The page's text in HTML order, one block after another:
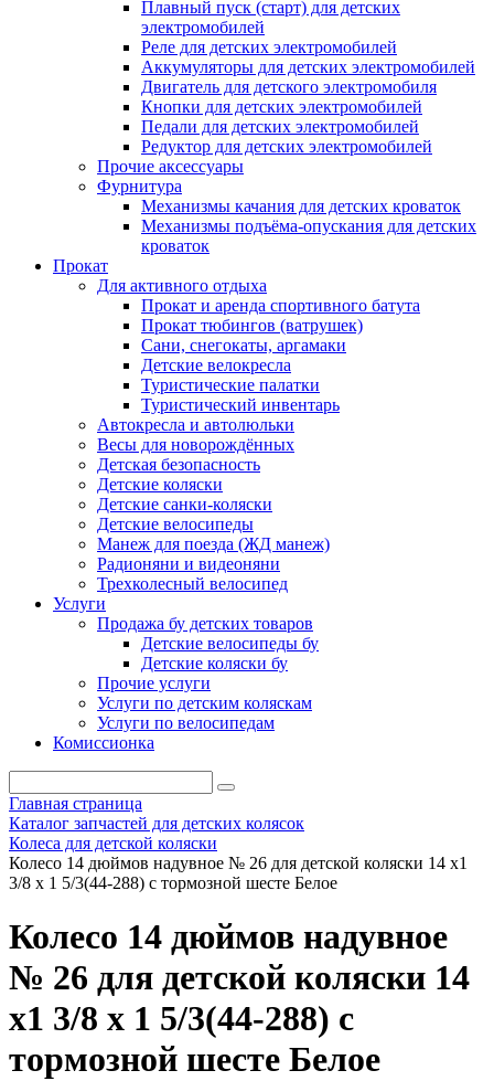
Плавный пуск (старт) для детских
электромобилей
Реле для детских электромобилей
Аккумуляторы для детских электромобилей
Двигатель для детского электромобиля
Кнопки для детских электромобилей
Педали для детских электромобилей
Редуктор для детских электромобилей
Прочие аксессуары
Фурнитура
Механизмы качания для детских кроваток
Механизмы подъёма-опускания для детских
кроваток
Прокат
Для активного отдыха
Прокат и аренда спортивного батута
Прокат тюбингов (ватрушек)
Сани, снегокаты, аргамаки
Детские велокресла
Туристические палатки
Туристический инвентарь
Автокресла и автолюльки
Весы для новорождённых
Детская безопасность
Детские коляски
Детские санки-коляски
Детские велосипеды
Манеж для поезда (ЖД манеж)
Радионяни и видеоняни
Трехколесный велосипед
Услуги
Продажа бу детских товаров
Детские велосипеды бу
Детские коляски бу
Прочие услуги
Услуги по детским коляскам
Услуги по велосипедам
Комиссионка
Главная страница
Каталог запчастей для детских колясок
Колеса для детской коляски
Колесо 14 дюймов надувное № 26 для детской коляски 14 х1
3/8 х 1 5/3(44-288) с тормозной шесте Белое
Колесо 14 дюймов надувное
№ 26 для детской коляски 14
х1 3/8 х 1 5/3(44-288) с
тормозной шесте Белое